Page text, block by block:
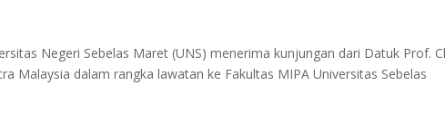
Negeri Sebelas Maret (UNS) menerima kunjungan dari Datuk Prof.
Malaysia dalam rangka lawatan ke Fakultas MIPA Universitas Sebelas